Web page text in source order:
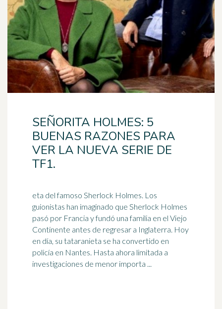
SEÑORITA HOLMES: 5
BUENAS RAZONES PARA
VER LA NUEVA SERIE DE
TF1.
eta del famoso Sherlock Holmes. Los
guionistas han imaginado que Sherlock Holmes
pasó por Francia y fundó una familia en el Viejo
Continente antes de regresar a Inglaterra. Hoy
en día, su tataranieta se ha convertido en
policía en Nantes. Hasta ahora limitada a
investigaciones de menor importa ...